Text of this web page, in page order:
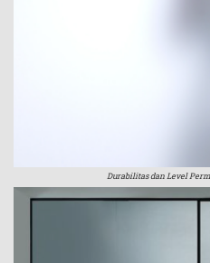
Durabilitas dan Level